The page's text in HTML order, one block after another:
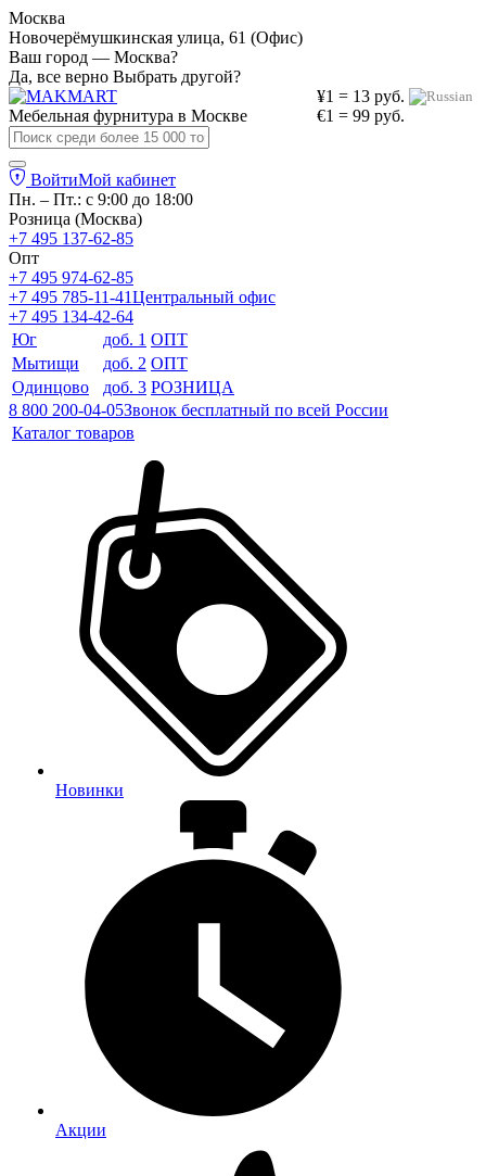
Москва
Новочерёмушкинская улица, 61 (Офис)
Ваш город — Москва?
Да, все верно Выбрать другой?
¥1 = 13 руб.
€1 = 99 руб.
Мебельная фурнитура в Москве
ВойтиМой кабинет
Пн. – Пт.: с 9:00 до 18:00
Розница (Москва)
+7 495 137-62-85
Опт
+7 495 974-62-85
+7 495 785-11-41Центральный офис
+7 495 134-42-64
Юг
доб. 1 ОПТ
Мытищи
доб. 2 ОПТ
Одинцово
доб. 3 РОЗНИЦА
8 800 200-04-05Звонок бесплатный по всей России
Каталог товаров
Новинки
Акции